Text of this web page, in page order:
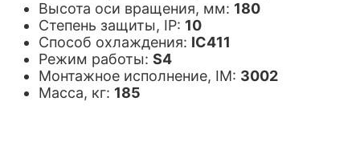
Высота оси вращения, мм: 180
Степень защиты, IP: 10
Способ охлаждения: IC411
Режим работы: S4
Монтажное исполнение, IM: 3002
Масса, кг: 185